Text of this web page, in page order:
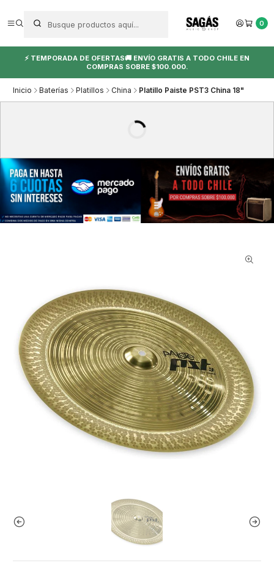
0
⚡ TEMPORADA DE OFERTAS🚚 ENVÍO GRATIS A TODO CHILE EN
COMPRAS SOBRE $100.000.
Inicio Baterías Platillos China Platillo Paiste PST3 China 18"